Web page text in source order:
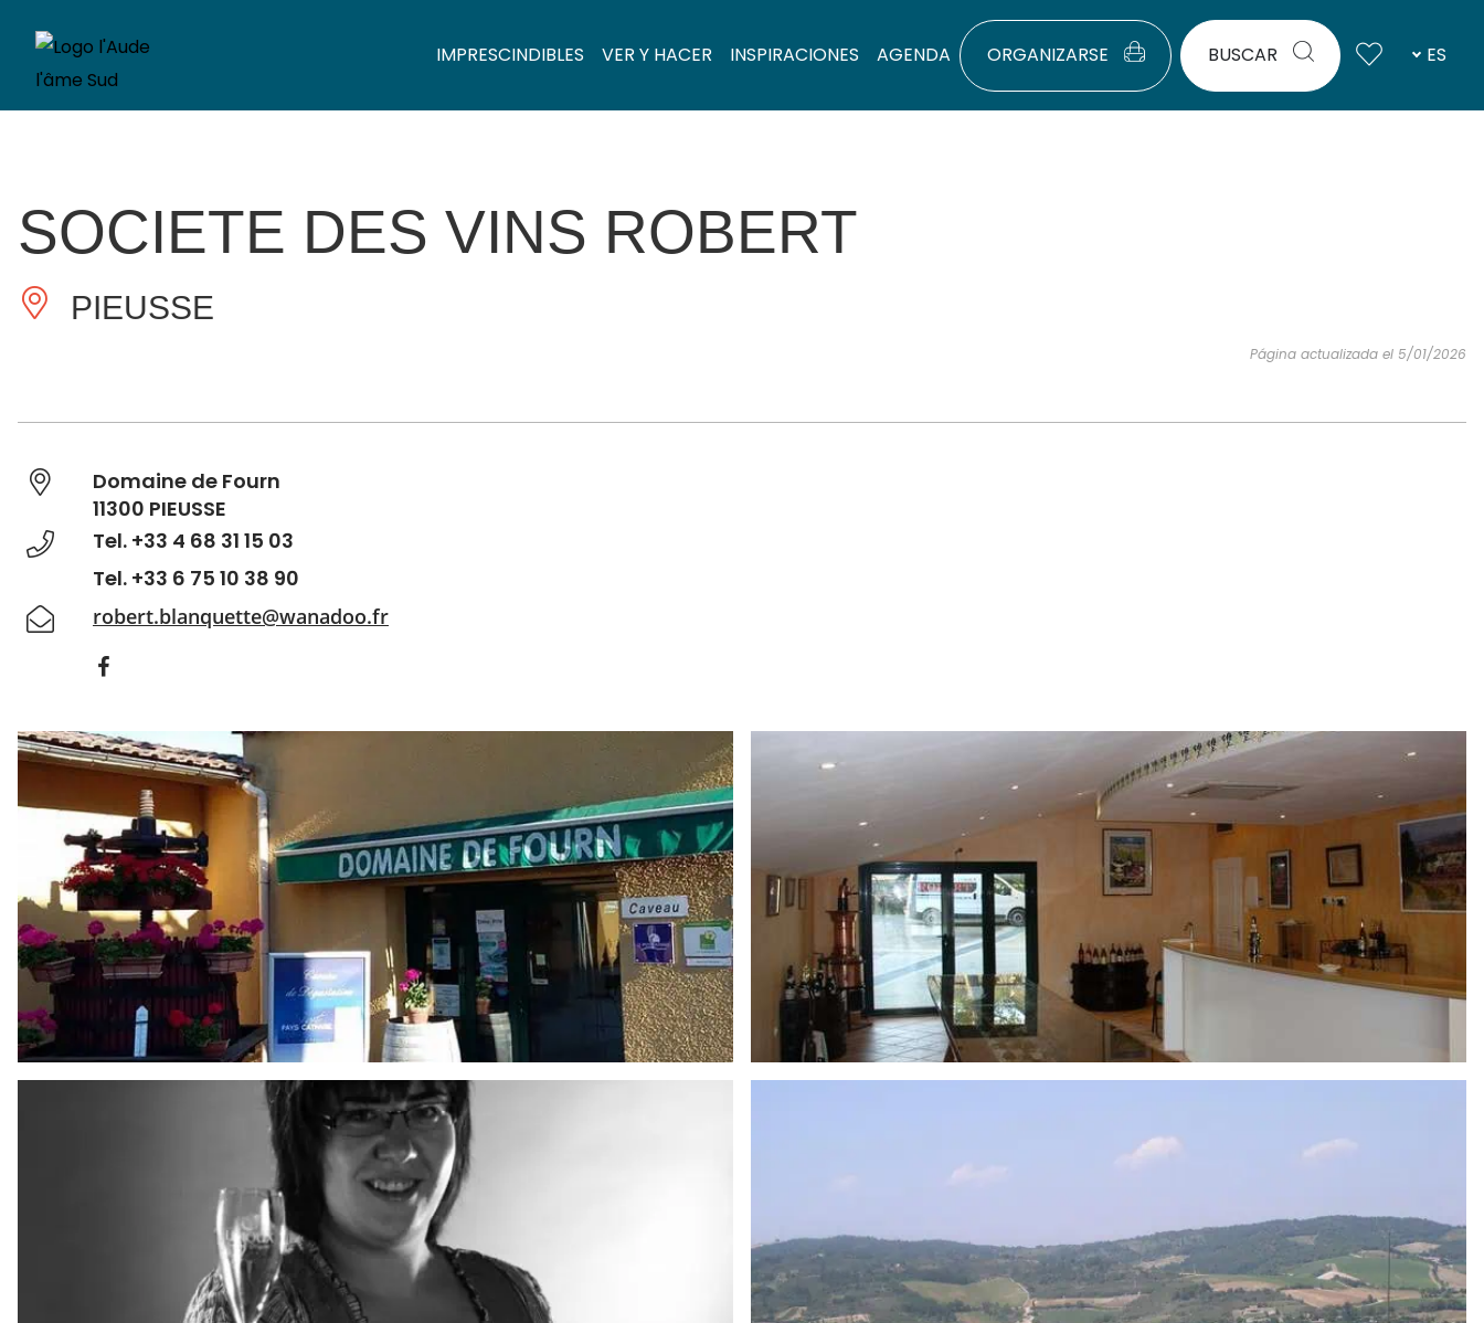
IMPRESCINDIBLES VER Y HACER INSPIRACIONES AGENDA ORGANIZARSE BUSCAR ES
SOCIETE DES VINS ROBERT
PIEUSSE
Página actualizada el 5/01/2026
Domaine de Fourn
11300 PIEUSSE
Tel. +33 4 68 31 15 03
Tel. +33 6 75 10 38 90
robert.blanquette@wanadoo.fr